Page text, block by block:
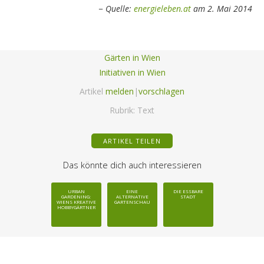
Quelle: energieleben.at am 2. Mai 2014
Gärten in Wien
Initiativen in Wien
Artikel melden |vorschlagen
Rubrik: Text
ARTIKEL TEILEN
Das könnte dich auch interessieren
URBAN
GARDENING:
WIENS KREATIVE
HOBBYGÄRTNER
EINE
ALTERNATIVE
GARTENSCHAU
DIE ESSBARE
STADT